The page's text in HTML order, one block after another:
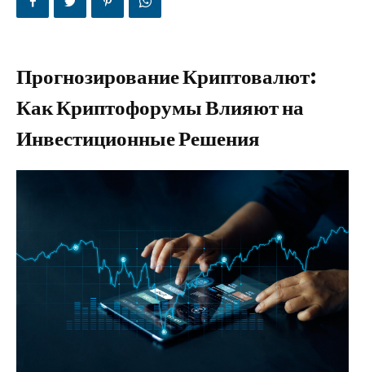
Прогнозирование Криптовалют:
Как Криптофорумы Влияют на
Инвестиционные Решения